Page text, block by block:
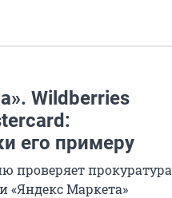
Wildberries
его примеру
проверяет прокуратура
«Яндекс Маркета»